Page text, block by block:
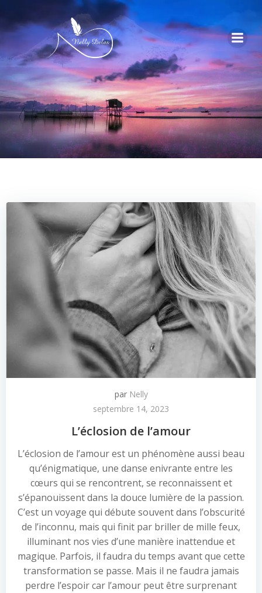
par Nelly
septembre 14, 2023
L’éclosion de l’amour
L’éclosion de l’amour est un phénomène aussi beau
qu’énigmatique, une danse enivrante entre les
cœurs qui se rencontrent, se reconnaissent et
s’épanouissent dans la douce lumière de la passion.
C’est un voyage qui débute souvent dans l’obscurité
de l’inconnu, mais qui finit par briller de mille feux,
illuminant nos vies d’une manière inattendue et
magique. Parfois, il faudra du temps avant que cette
transformation se passe. Mais il ne faudra jamais
perdre l’espoir car l’amour peut être surprenant